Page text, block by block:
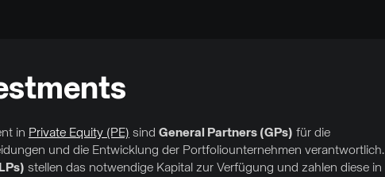
in Private Equity (PE) sind General Partners (GPs) für die
und die Entwicklung der Portfoliounternehmen verantwortlich.
stellen das notwendige Kapital zur Verfügung und zahlen diese in